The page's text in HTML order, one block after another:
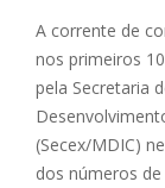
A corrente de
nos primeiros
pela Secretaria
(Secex/MDIC)
dos números